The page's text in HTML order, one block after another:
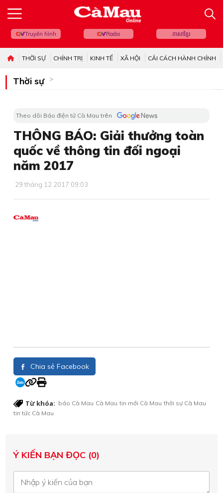
Truyền hình Radio ភាសាខ្មែរ
THỜI SỰ CHÍNH TRỊ KINH TẾ XÃ HỘI CẢI CÁCH HÀNH CHÍNH
Thời sự
Theo dõi Báo điện tử Cà Mau trên
THÔNG BÁO: Giải thưởng toàn
quốc về thông tin đối ngoại
năm 2017
29 tháng 12 2017 09:03
Chia sẻ Facebook
Từ khóa: báo Cà Mau Cà Mau tin mới Cà Mau thời sự Cà Mau
tin tức Cà Mau
Ý KIẾN BẠN ĐỌC (0)